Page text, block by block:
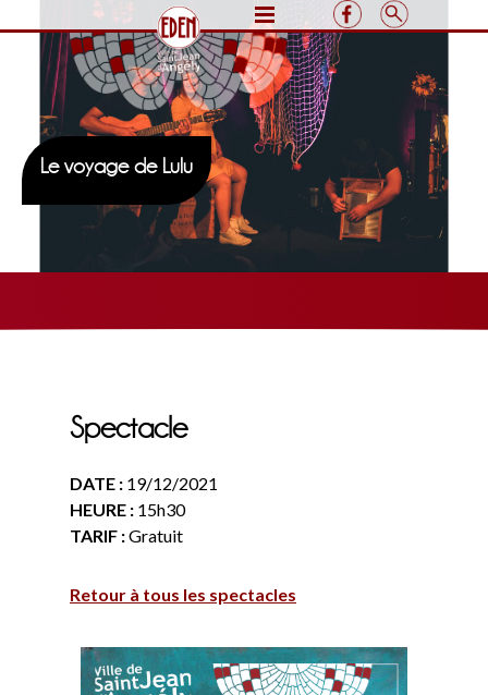
Le voyage de Lulu
Spectacle
DATE : 19/12/2021
HEURE : 15h30
TARIF :Gratuit
Retour à tous les spectacles